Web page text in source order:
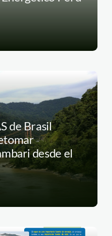
de Brasil
desde el